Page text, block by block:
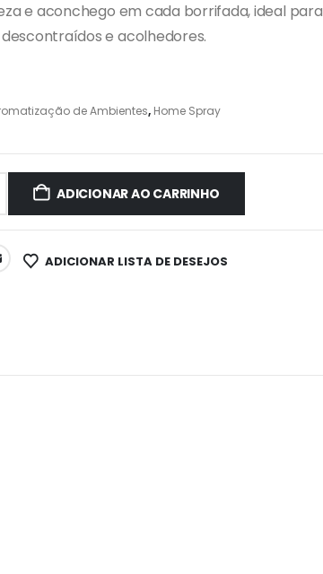
e aconchego em cada borrifada, ideal para
e acolhedores.
de Ambientes, Home Spray
ADICIONAR AO CARRINHO
ADICIONAR LISTA DE DESEJOS